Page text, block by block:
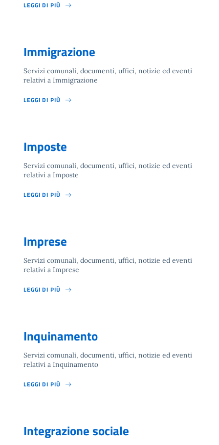
LEGGI DI PIÙ
Immigrazione
Servizi comunali, documenti, uffici, notizie ed eventi
relativi a Immigrazione
LEGGI DI PIÙ
Imposte
Servizi comunali, documenti, uffici, notizie ed eventi
relativi a Imposte
LEGGI DI PIÙ
Imprese
Servizi comunali, documenti, uffici, notizie ed eventi
relativi a Imprese
LEGGI DI PIÙ
Inquinamento
Servizi comunali, documenti, uffici, notizie ed eventi
relativi a Inquinamento
LEGGI DI PIÙ
Integrazione sociale